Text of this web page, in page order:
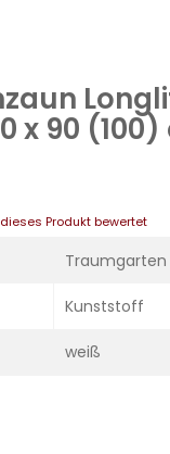
x 90 (100)
Produkt bewertet
Traumgarten
Kunststoff
weiß